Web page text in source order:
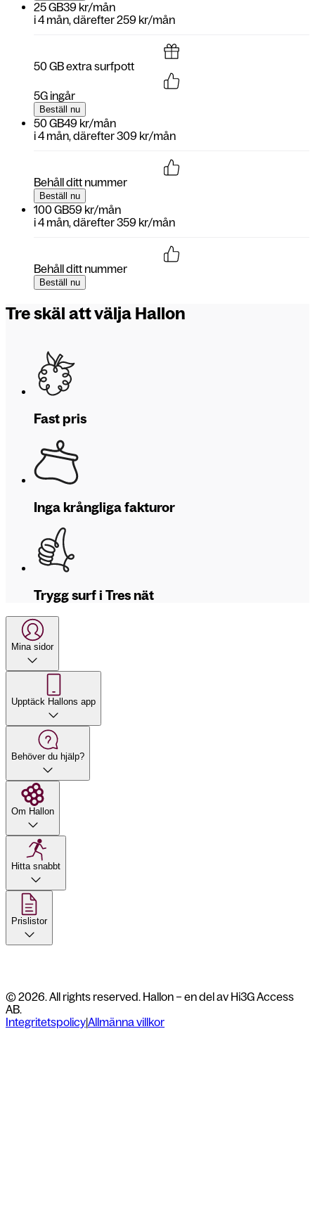
25 GB39 kr/mån
i4 mån, därefter259 kr/mån
50 GB extra surfpott
5G ingår
Beställ nu
50 GB49 kr/mån
i4 mån, därefter309 kr/mån
Behåll ditt nummer
Beställ nu
100 GB59 kr/mån
i4 mån, därefter359 kr/mån
Behåll ditt nummer
Beställ nu
Tre skäl att välja Hallon
Fast pris
Inga krångliga fakturor
Trygg surf i Tres nät
Mina sidor
Upptäck Hallons app
Behöver du hjälp?
Om Hallon
Hitta snabbt
Prislistor
© 2026. All rights reserved. Hallon – en del av Hi3G Access
AB.
Integritetspolicy|Allmänna villkor